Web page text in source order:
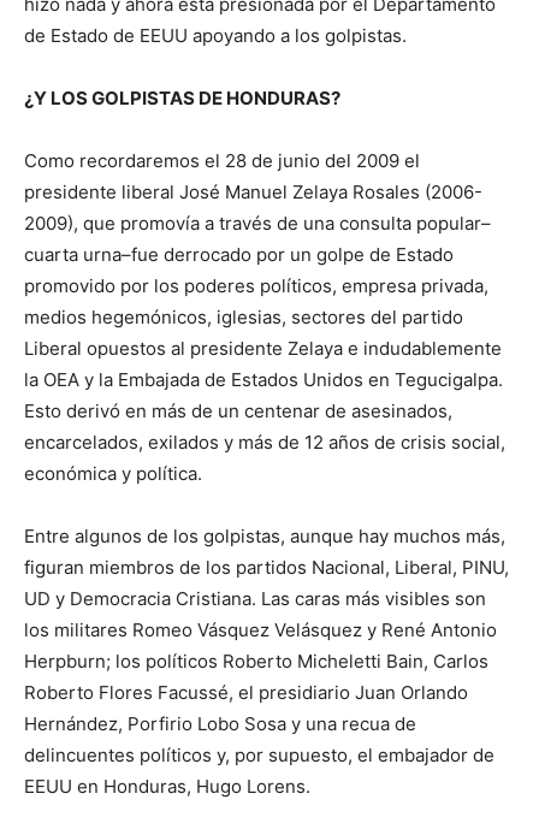
de Estado de EEUU apoyando a los golpistas.
¿Y LOS GOLPISTAS DE HONDURAS?
Como recordaremos el 28 de junio del 2009 el
presidente liberal José Manuel Zelaya Rosales (2006-
2009), que promovía a través de una consulta popular–
cuarta urna–fue derrocado por un golpe de Estado
promovido por los poderes políticos, empresa privada,
medios hegemónicos, iglesias, sectores del partido
Liberal opuestos al presidente Zelaya e indudablemente
la OEA y la Embajada de Estados Unidos en Tegucigalpa.
Esto derivó en más de un centenar de asesinados,
encarcelados, exilados y más de 12 años de crisis social,
económica y política.
Entre algunos de los golpistas, aunque hay muchos más,
figuran miembros de los partidos Nacional, Liberal, PINU,
UD y Democracia Cristiana. Las caras más visibles son
los militares Romeo Vásquez Velásquez y René Antonio
Herpburn; los políticos Roberto Micheletti Bain, Carlos
Roberto Flores Facussé, el presidiario Juan Orlando
Hernández, Porfirio Lobo Sosa y una recua de
delincuentes políticos y, por supuesto, el embajador de
EEUU en Honduras, Hugo Lorens.